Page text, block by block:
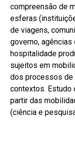
compreensão de
esferas
de viagens,
governo,
hospitalidade
sujeitos em
dos processos de
contextos. Estudo
partir das
(ciência e